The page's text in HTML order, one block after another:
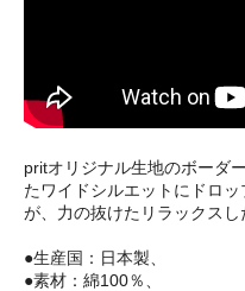
pritオリジナル生地のボーダ
たワイドシルエットにドロ
が、力の抜けたリラックスし
●生産国：日本製、
●素材：綿100％、